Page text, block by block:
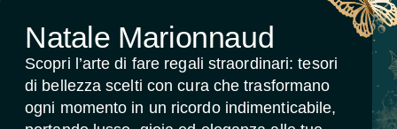
Natale Marionnaud
Scopri l’arte di fare regali straordinari: tesori
di bellezza scelti con cura che trasformano
ogni momento in un ricordo indimenticabile,